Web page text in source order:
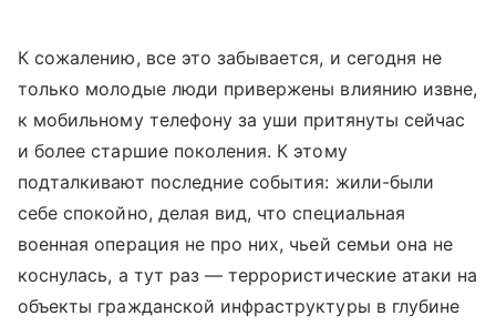
К сожалению, все это забывается, и сегодня не
только молодые люди привержены влиянию извне,
к мобильному телефону за уши притянуты сейчас
и более старшие поколения. К этому
подталкивают последние события: жили-были
себе спокойно, делая вид, что специальная
военная операция не про них, чьей семьи она не
коснулась, а тут раз — террористические атаки на
объекты гражданской инфраструктуры в глубине